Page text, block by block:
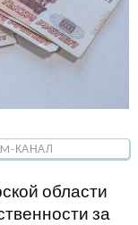
КАНАЛ
области
за